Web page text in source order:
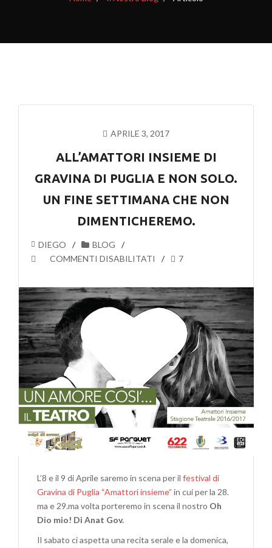
APRILE 3, 2017
ALL’AMATTORI INSIEME DI
GRAVINA DI PUGLIA E NON SOLO.
UN FINE SETTIMANA CHE NON
DIMENTICHEREMO.
DIEGO
BLOG
COMMENTI DISABILITATI
SU
INSIEME
DI
GRAVINA
DI
PUGLIA
E
NON
SOLO.
UN
FINE
SETTIMANA
CHE
NON
7
L’8 e il 9 di Aprile saremo in scena per il festival di
Gravina di Puglia “Amattori insieme” in cui per la 28.
ma e 29.ma volta porteremo in scena il nostro Oh
Dio mio! Di Anat Gov.
Il sabato ci aspetta una recita serale e la domenica,